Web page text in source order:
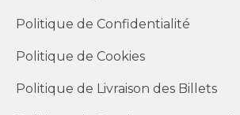
Politique de Confidentialité
Politique de Cookies
Politique de Livraison des Billets